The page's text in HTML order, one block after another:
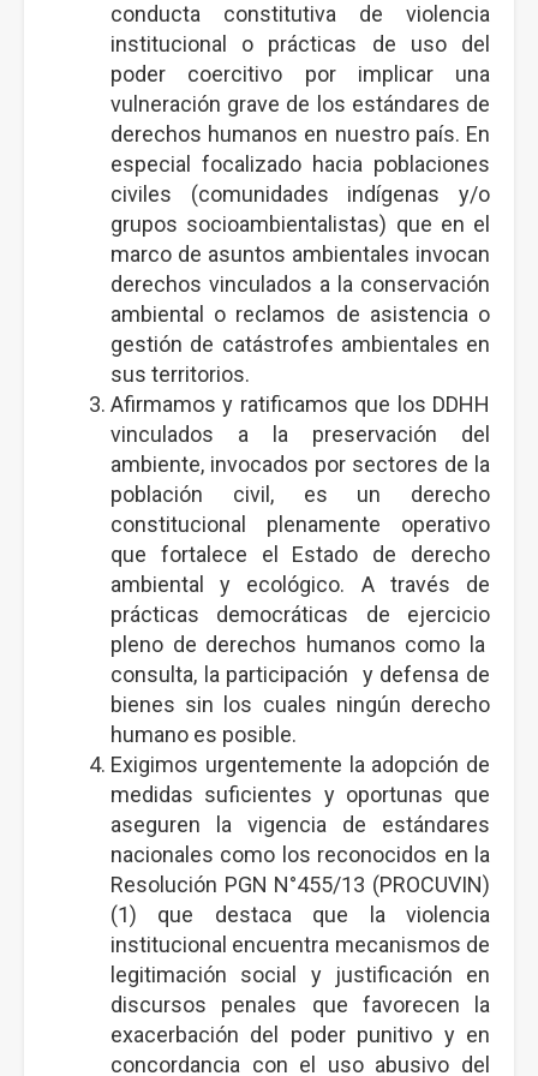
conducta constitutiva de violencia
institucional o prácticas de uso del
poder coercitivo por implicar una
vulneración grave de los estándares de
derechos humanos en nuestro país. En
especial focalizado hacia poblaciones
civiles (comunidades indígenas y/o
grupos socioambientalistas) que en el
marco de asuntos ambientales invocan
derechos vinculados a la conservación
ambiental o reclamos de asistencia o
gestión de catástrofes ambientales en
sus territorios.
Afirmamos y ratificamos que los DDHH
vinculados a la preservación del
ambiente, invocados por sectores de la
población civil, es un derecho
constitucional plenamente operativo
que fortalece el Estado de derecho
ambiental y ecológico. A través de
prácticas democráticas de ejercicio
pleno de derechos humanos como la
consulta, la participación y defensa de
bienes sin los cuales ningún derecho
humano es posible.
Exigimos urgentemente la adopción de
medidas suficientes y oportunas que
aseguren la vigencia de estándares
nacionales como los reconocidos en la
Resolución PGN N°455/13 (PROCUVIN)
(1) que destaca que la violencia
institucional encuentra mecanismos de
legitimación social y justificación en
discursos penales que favorecen la
exacerbación del poder punitivo y en
concordancia con el uso abusivo del